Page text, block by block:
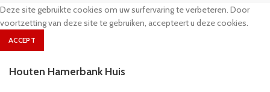
Deze site gebruikte cookies om uw surfervaring te verbeteren. Door
voortzetting van deze site te gebruiken, accepteert u deze cookies.
ACCEPT
Houten Hamerbank Huis